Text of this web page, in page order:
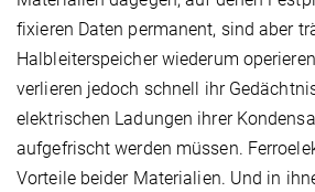
fixieren Daten permanent, sind aber
Halbleiterspeicher wiederum
verlieren jedoch schnell ihr
elektrischen Ladungen ihrer
aufgefrischt werden müssen.
Vorteile beider Materialien. Und in